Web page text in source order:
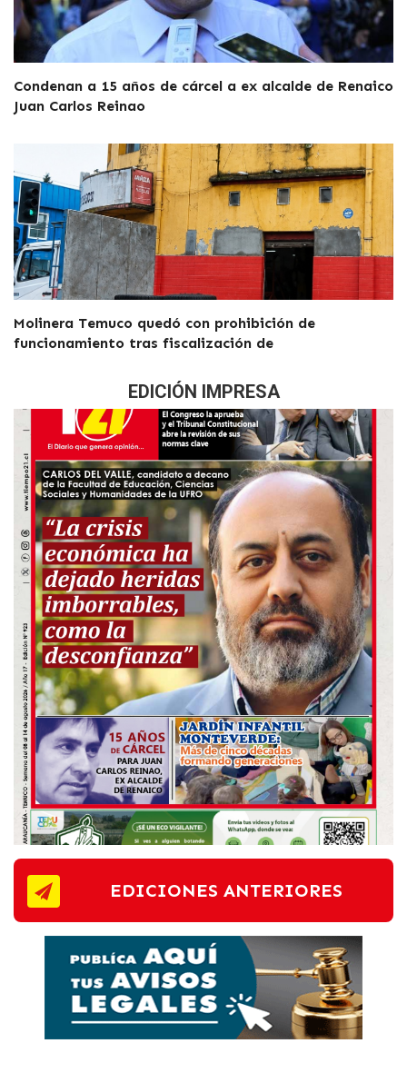
Condenan a 15 años de cárcel a ex alcalde de Renaico
Juan Carlos Reinao
Molinera Temuco quedó con prohibición de
funcionamiento tras fiscalización de
EDICIÓN IMPRESA
EDICIONES ANTERIORES